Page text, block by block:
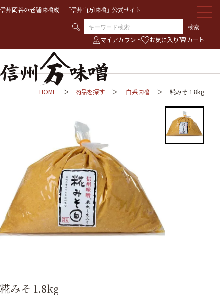
信州岡谷の老舗味噌蔵 「信州山万味噌」公式サイト
検索
マイアカウント
お気に入り カート
HOME 商品を探す 白系味噌 糀みそ 1.8kg
糀みそ 1.8kg